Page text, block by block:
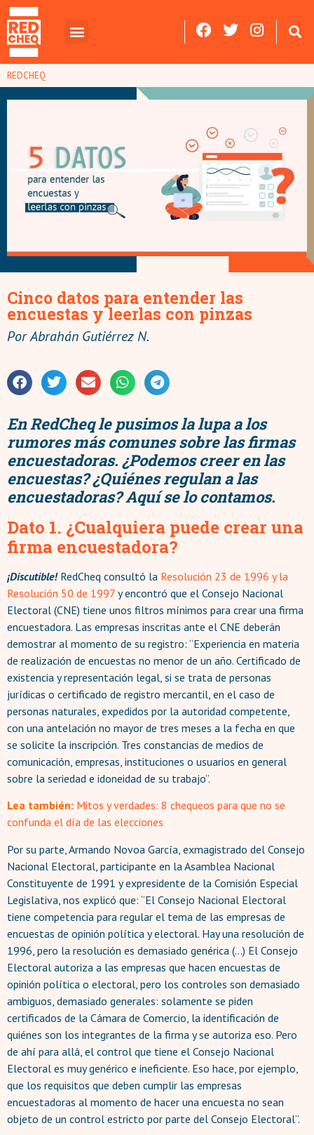
REDCHEQ
Cinco datos para entender las
encuestas y leerlas con pinzas
PorAbrahán Gutiérrez N.
En RedCheq le pusimos la lupa a los
rumores más comunes sobre las firmas
encuestadoras. ¿Podemos creer en las
encuestas? ¿Quiénes regulan a las
encuestadoras? Aquí se lo contamos.
Dato 1. ¿Cualquiera puede crear una
firma encuestadora?
¡Discutible!RedCheq consultó la Resolución 23 de 1996 y la
Resolución 50 de 1997 y encontró que el Consejo Nacional
Electoral (CNE) tiene unos filtros mínimos para crear una firma
encuestadora. Las empresas inscritas ante el CNE deberán
demostrar al momento de su registro: “Experiencia en materia
de realización de encuestas no menor de un año. Certificado de
existencia y representación legal, si se trata de personas
jurídicas o certificado de registro mercantil, en el caso de
personas naturales, expedidos por la autoridad competente,
con una antelación no mayor de tres meses a la fecha en que
se solicite la inscripción. Tres constancias de medios de
comunicación, empresas, instituciones o usuarios en general
sobre la seriedad e idoneidad de su trabajo”.
Lea también: Mitos y verdades: 8 chequeos para que no se
confunda el día de las elecciones
Por su parte, Armando Novoa García, exmagistrado del Consejo
Nacional Electoral, participante en la Asamblea Nacional
Constituyente de 1991 y expresidente de la Comisión Especial
Legislativa, nos explicó que: “El Consejo Nacional Electoral
tiene competencia para regular el tema de las empresas de
encuestas de opinión política y electoral. Hay una resolución de
1996, pero la resolución es demasiado genérica (...) El Consejo
Electoral autoriza a las empresas que hacen encuestas de
opinión política o electoral, pero los controles son demasiado
ambiguos, demasiado generales: solamente se piden
certificados de la Cámara de Comercio, la identificación de
quiénes son los integrantes de la firma y se autoriza eso. Pero
de ahí para allá, el control que tiene el Consejo Nacional
Electoral es muy genérico e ineficiente. Eso hace, por ejemplo,
que los requisitos que deben cumplir las empresas
encuestadoras al momento de hacer una encuesta no sean
objeto de un control estricto por parte del Consejo Electoral”.